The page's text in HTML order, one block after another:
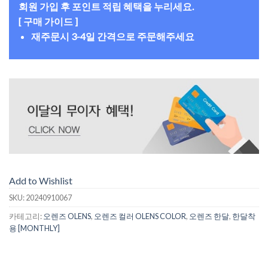
회원 가입 후 포인트 적립 혜택을 누리세요.
[ 구매 가이드 ]
재주문시 3-4일 간격으로 주문해주세요
Add to Wishlist
SKU:20240910067
카테고리: 오렌즈 OLENS, 오렌즈 컬러 OLENS COLOR, 오렌즈 한달, 한달착
용 [MONTHLY]